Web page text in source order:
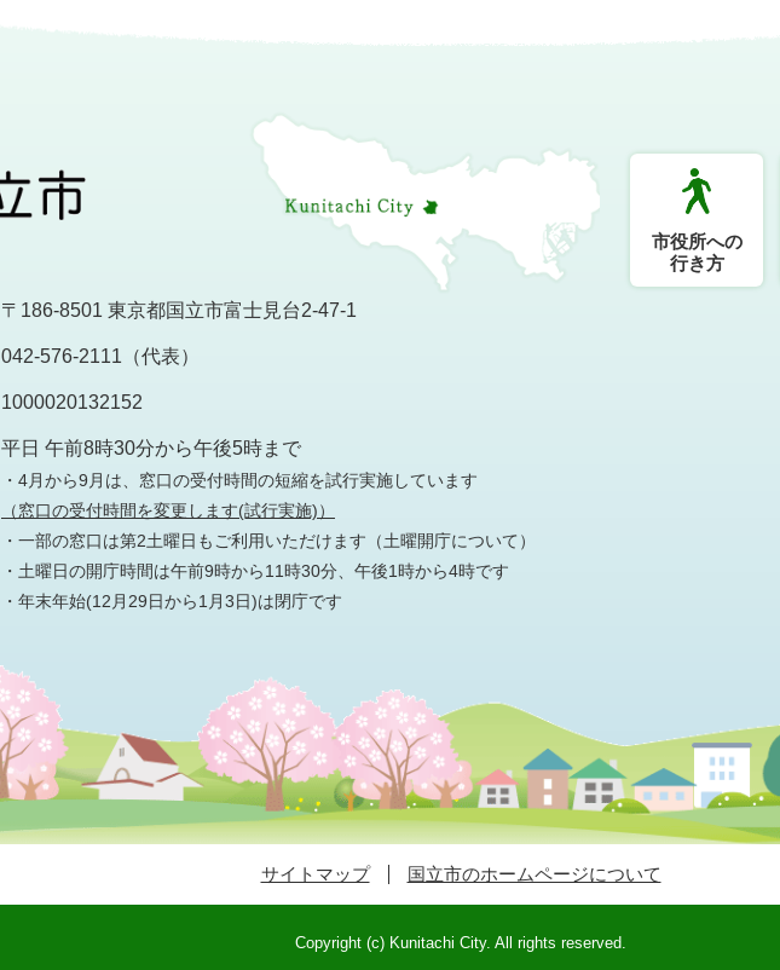
〒186-8501 東京都国立市富士見台2-47-1
042-576-2111（代表）
1000020132152
平日 午前8時30分から午後5時まで
・4月から9月は、窓口の受付時間の短縮を試行実施しています
（窓口の受付時間を変更します(試行実施)）
・一部の窓口は第2土曜日もご利用いただけます （土曜開庁について）
・土曜日の開庁時間は午前9時から11時30分、午後1時から4時です
・年末年始(12月29日から1月3日)は閉庁です
市役所への
行き方
サイトマップ 国立市のホームページについて
Copyright (c) Kunitachi City. All rights reserved.